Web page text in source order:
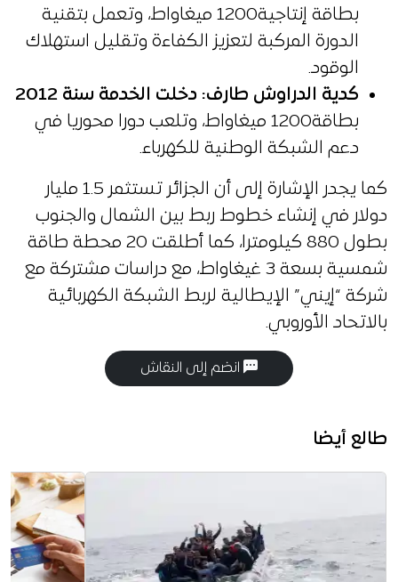
بطاقة إنتاجية1200 ميغاواط، وتعمل بتقنية
الدورة المركبة لتعزيز الكفاءة وتقليل استهلاك
الوقود.
كدية الدراوش طارف: دخلت الخدمة سنة 2012
بطاقة1200 ميغاواط، وتلعب دورا محوريا في
دعم الشبكة الوطنية للكهرباء.
كما يجدر الإشارة إلى أن الجزائر تستثمر 1.5 مليار
دولار في إنشاء خطوط ربط بين الشمال والجنوب
بطول 880 كيلومترا، كما أطلقت 20 محطة طاقة
شمسية بسعة 3 غيغاواط، مع دراسات مشتركة مع
شركة “إيني” الإيطالية لربط الشبكة الكهربائية
بالاتحاد الأوروبي.
انضم إلى النقاش
طالع أيضا